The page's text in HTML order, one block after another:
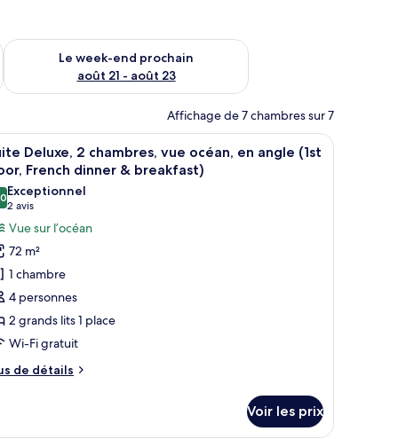
août 14 - août 16
Le week-end prochain
août 21 - août 23
Vérifier la disponibilité pour le week-end prochain août 21 -
Affichage de 7 chambres sur 7
d’une petite plante et d’une sauce versée dessus.
:
Un salon moderne doté d’une grande
6
Deluxe, 2 chambres, vue océan, en angle (1st
French dinner & breakfast)
sur 10
Exceptionnel
2 avis
(2 avis)
Vue sur l’océan
72 m²
1 chambre
4 personnes
2 grands lits 1 place
Wi-Fi gratuit
de détails
Voir les prix